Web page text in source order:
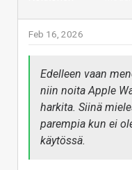
Kiitos
Vastaa
Feb 16, 2026
Edelleen vaan
niin noita Apple
harkita. Siinä
parempia kun ei
käytössä.